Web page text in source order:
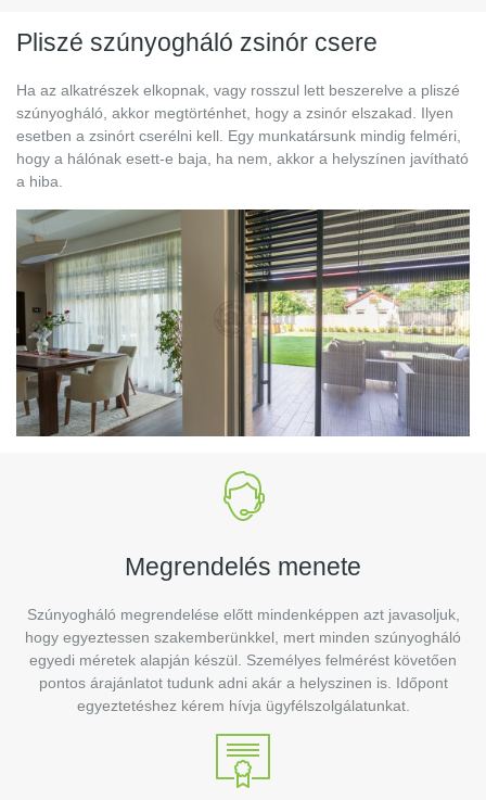
Pliszé szúnyogháló zsinór csere
Ha az alkatrészek elkopnak, vagy rosszul lett beszerelve a pliszé
szúnyogháló, akkor megtörténhet, hogy a zsinór elszakad. Ilyen
esetben a zsinórt cserélni kell. Egy munkatársunk mindig felméri,
hogy a hálónak esett-e baja, ha nem, akkor a helyszínen javítható
a hiba.
Megrendelés menete
Szúnyogháló megrendelése előtt mindenképpen azt javasoljuk,
hogy egyeztessen szakemberünkkel, mert minden szúnyogháló
egyedi méretek alapján készül. Személyes felmérést követően
pontos árajánlatot tudunk adni akár a helyszinen is. Időpont
egyeztetéshez kérem hívja ügyfélszolgálatunkat.